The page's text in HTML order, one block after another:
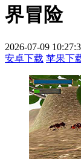
界冒险
2026-07-09
安卓下载 苹果下